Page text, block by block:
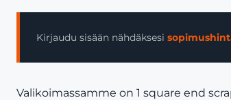
Yritys
Kirjaudu sisään nähdäksesi
Valikoimassamme on 1 square end